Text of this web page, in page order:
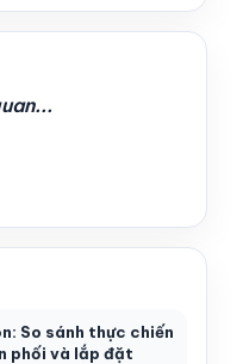
So sánh thực chiến
phối và lắp đặt